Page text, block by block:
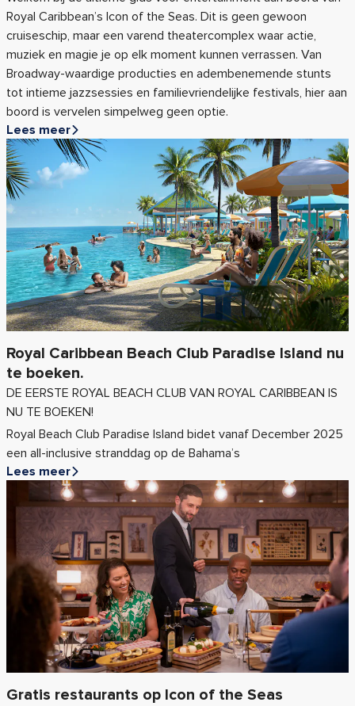
Royal Caribbean’s Icon of the Seas. Dit is geen gewoon
cruiseschip, maar een varend theatercomplex waar actie,
muziek en magie je op elk moment kunnen verrassen. Van
Broadway-waardige producties en adembenemende stunts
tot intieme jazzsessies en familievriendelijke festivals, hier aan
boord is vervelen simpelweg geen optie.
Lees meer
Royal Caribbean Beach Club Paradise Island nu
te boeken.
DE EERSTE ROYAL BEACH CLUB VAN ROYAL CARIBBEAN IS
NU TE BOEKEN!
Royal Beach Club Paradise Island bidet vanaf December 2025
een all-inclusive stranddag op de Bahama’s
Lees meer
Gratis restaurants op Icon of the Seas